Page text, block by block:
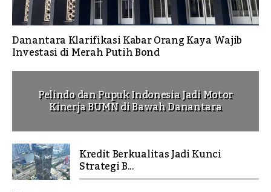
Danantara Klarifikasi Kabar Orang Kaya Wajib
Investasi di Merah Putih Bond
Pelindo dan Pupuk Indonesia Jadi Motor
Kinerja BUMN di Bawah Danantara
Kredit Berkualitas Jadi Kunci
Strategi B...